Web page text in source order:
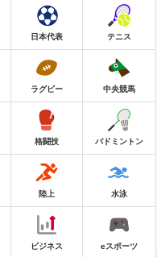
日本代表 テニス
ラグビー 中央競馬
格闘技 バドミントン
陸上 水泳
ビジネス eスポーツ